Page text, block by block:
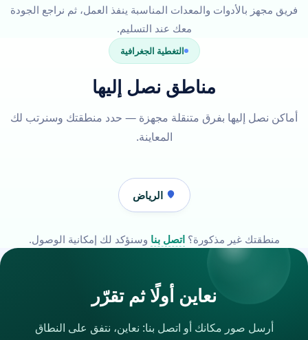
فريق مجهز بالأدوات والمعدات المناسبة ينفذ العمل، ثم نراجع الجودة
معك عند التسليم.
التغطية الجغرافية
مناطق نصل إليها
أماكن نصل إليها بفرق متنقلة مجهزة — حدد منطقتك وسنرتب لك
المعاينة.
الرياض
منطقتك غير مذكورة؟اتصل بنا وسنؤكد لك إمكانية الوصول.
نعاين أولًا ثم تقرّر
أرسل صور مكانك أو اتصل بنا: نعاين، نتفق على النطاق